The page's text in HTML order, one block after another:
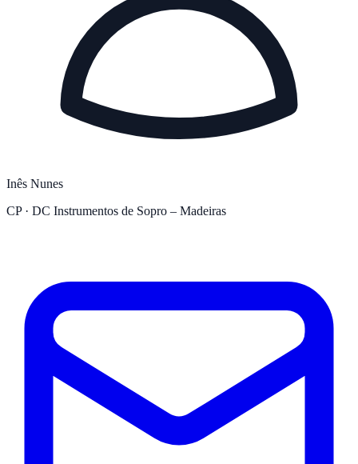
Inês Nunes
CP · DC Instrumentos de Sopro – Madeiras